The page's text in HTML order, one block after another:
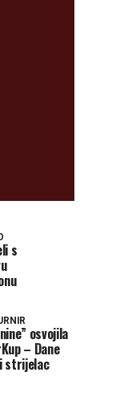
s
osvojila
– Dane
strijelac